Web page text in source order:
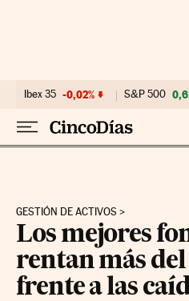
Ibex 35 -0,02% S&P 500
GESTIÓN DE ACTIVOS
Los mejores
rentan más del
frente a las